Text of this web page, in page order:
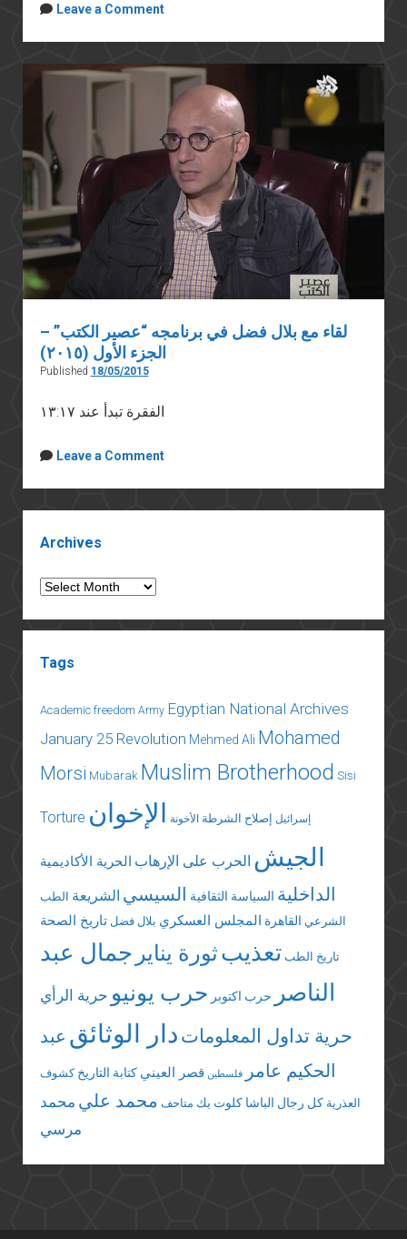
Leave a Comment
لقاء مع بلال فضل في برنامجه “عصير الكتب” –
الجزء الأول (٢٠١٥)
Published 18/05/2015
Leave a Comment
Archives
Archives
Tags
Academic freedom Army Egyptian National Archives
January 25 Revolution Mehmed Ali Mohamed
Morsi Mubarak Muslim Brotherhood Sisi
Torture إسرائيل إصلاح الشرطة الأخونة الإخوان
الجيش الحرب على الإرهاب الحرية الأكاديمية
الداخلية السياسة الثقافية السيسي الشريعة الطب
الشرعي القاهرة المجلس العسكري بلال فضل تاريخ الصحة
تاريخ الطب تعذيبثورة يناير جمال عبد
الناصر
حرب اكتوبر حرب يونيو حرية الرأي
حرية تداول المعلومات دار الوثائق عبد
الحكيم عامر
فلسطين قصر العيني كتابة التاريخ كشوف
العذرية كل رجال الباشا كلوت بك متاحف محمد علي محمد
مرسي